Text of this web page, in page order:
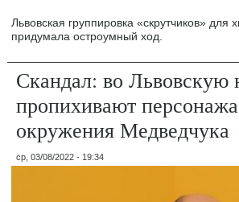
Львовская группировка «скрутчиков»
придумала остроумный ход.
Скандал: во Львовскую
пропихивают
окружения Медведчука
ср, 03/08/2022 - 19:34